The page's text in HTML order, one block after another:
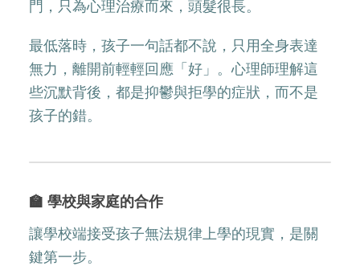
門，只為心理治療而來，頭髮很長。
最低落時，孩子一句話都不說，只用全身表達
無力，離開前輕輕回應「好」。心理師理解這
些沉默背後，都是抑鬱與拒學的症狀，而不是
孩子的錯。
🏫 學校與家庭的合作
讓學校端接受孩子無法規律上學的現實，是關
鍵第一步。